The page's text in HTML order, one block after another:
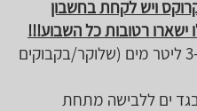
ויש לקחת בחשבון
ישארו רטובות כל השבוע!!!
כלי קיבול ל-3 ליטר מים (שלוקר/בקבוקים
ים ללבישה מתחת